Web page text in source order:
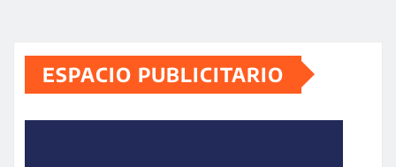
ESPACIO PUBLICITARIO